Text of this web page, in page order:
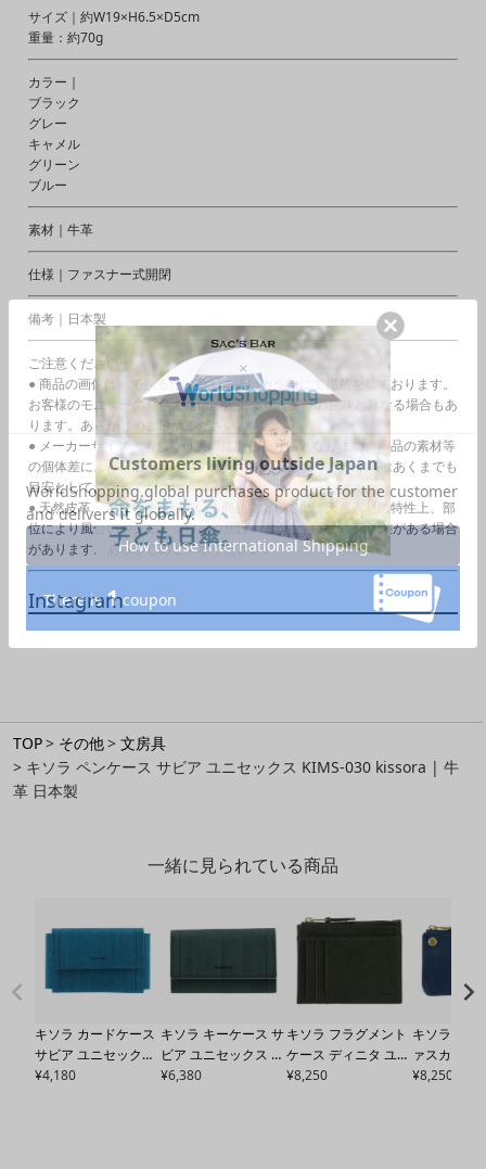
TOP その他
文房具
キソラ ペンケース サビア ユニセックス KIMS-030 kissora | 牛
革 日本製
サイズ｜約W19×H6.5×D5cm
重量：約70g
カラー｜
ブラック
グレー
キャメル
グリーン
ブルー
素材｜牛革
仕様｜ファスナー式開閉
備考｜日本製
ご注意ください｜
● 商品の画像は、できるだけ商品に近いカラーにて掲載をしております。
お客様のモニターの発色または設定により、実際の色味と異なる場合もあ
ります。あらかじめご了承ください。
● メーカーサイズ、もしくは実際に測った寸法となります。商品の素材等
の個体差により、若干サイズのばらつきがあります。サイズはあくまでも
目安としてお考えください。
● 天然皮革・素材を使用している商品によっては、天然素材の特性上、部
位により風合いやシミ・シワ感や焦げ、濃淡など多少の個体差がある場合
があります。あらかじめご了承ください。
Instagram
一緒に見られている商品
キソラ カードケース
サビア ユニセックス
KIMS-019 kissora |
¥4,180
キソラ キーケース サ
ビア ユニセックス KI
MS-007 kissora | 牛
¥6,380
キソラ フラグメント
ケース ディニタ ユニ
セックス
¥8,250
キソラ キー
ァスカボッ
セックス
¥8,250